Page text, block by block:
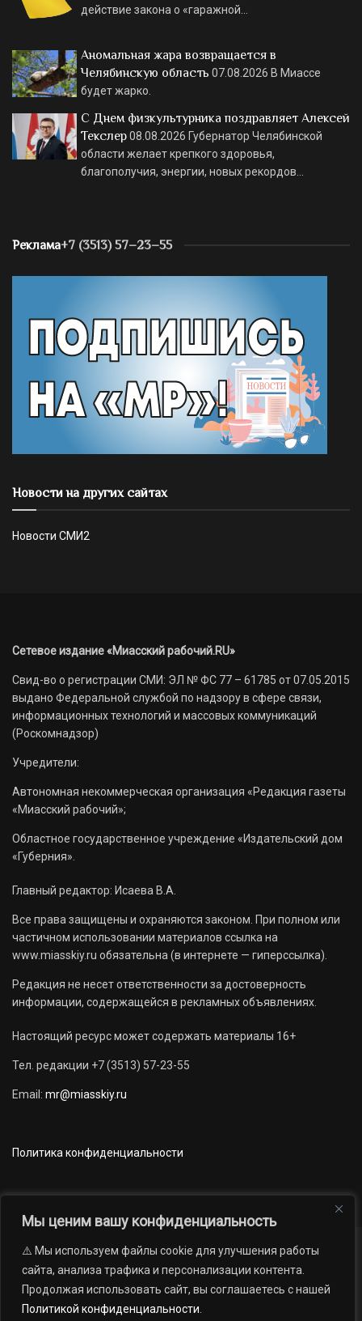
Мы ценим вашу конфиденциальность
⚠️ Мы используем файлы cookie для улучшения работы
сайта, анализа трафика и персонализации контента.
Продолжая использовать сайт, вы соглашаетесь с нашей
Политикой конфиденциальности
действие закона о «гаражной…
Аномальная жара возвращается в
Челябинскую область 07.08.2026 В Миассе
будет жарко.
С Днем физкультурника поздравляет Алексей
Текслер08.08.2026 Губернатор Челябинской
области желает крепкого здоровья,
благополучия, энергии, новых рекордов…
Реклама+7 (3513) 57–23–55
Новости на других сайтах
Новости СМИ2
Сетевое издание «Миасский рабочий.RU»
Свид-во о регистрации СМИ: ЭЛ № ФС 77 – 61785 от 07.05.2015
выдано Федеральной службой по надзору в сфере связи,
информационных технологий и массовых коммуникаций
(Роскомнадзор)
Учредители:
Автономная некоммерческая организация «Редакция газеты
«Миасский рабочий»;
Областное государственное учреждение «Издательский дом
«Губерния».
Главный редактор: Исаева В.А.
Все права защищены и охраняются законом. При полном или
частичном использовании материалов ссылка на
www.miasskiy.ru обязательна (в интернете — гиперссылка).
Редакция не несет ответственности за достоверность
информации, содержащейся в рекламных объявлениях.
Настоящий ресурс может содержать материалы 16+
Тел. редакции +7 (3513) 57-23-55
Email: mr@miasskiy.ru
Политика конфиденциальности
Новости Наши проекты
Официально
АРХИВ
16+
газеты «Миасский рабочий»; Областное государственное учреждение